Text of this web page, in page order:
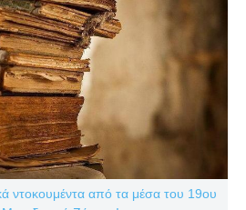
ντοκουμέντα από τα μέσα του 19ου